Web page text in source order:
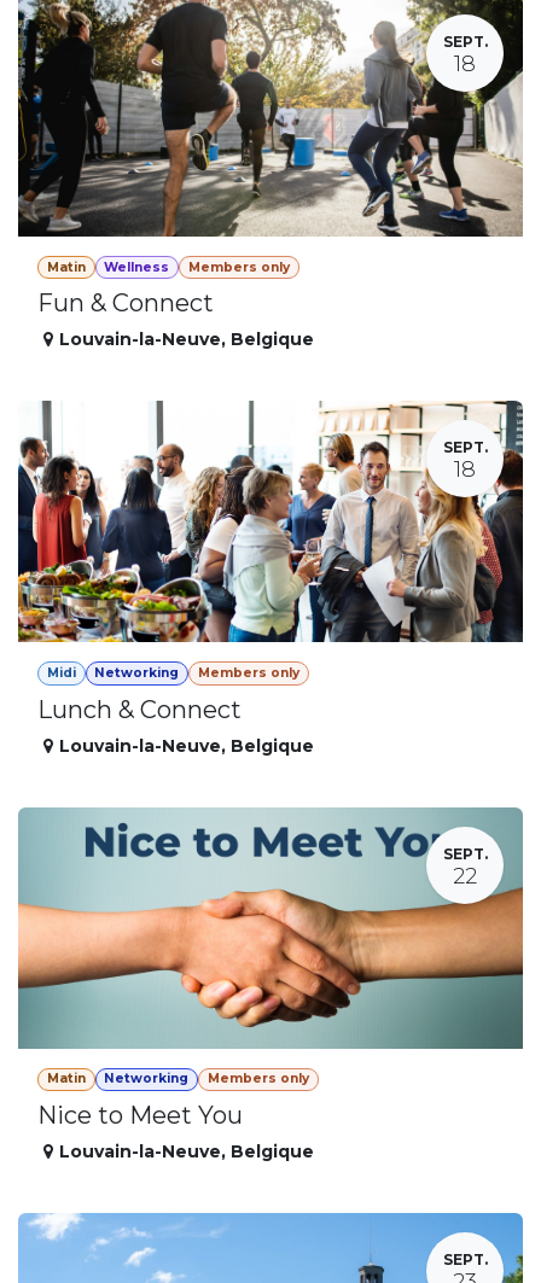
SEPT.
18
Matin Wellness Members only
Fun & Connect
Louvain-la-Neuve, Belgique
SEPT.
18
Midi Networking Members only
Lunch & Connect
Louvain-la-Neuve, Belgique
SEPT.
22
Matin Networking Members only
Nice to Meet You
Louvain-la-Neuve, Belgique
SEPT.